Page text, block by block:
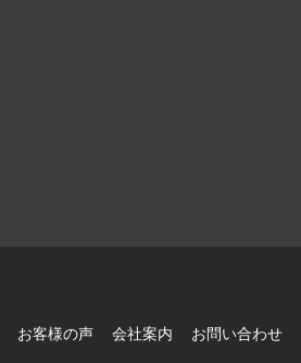
お客様の声 会社案内 お問い合わせ